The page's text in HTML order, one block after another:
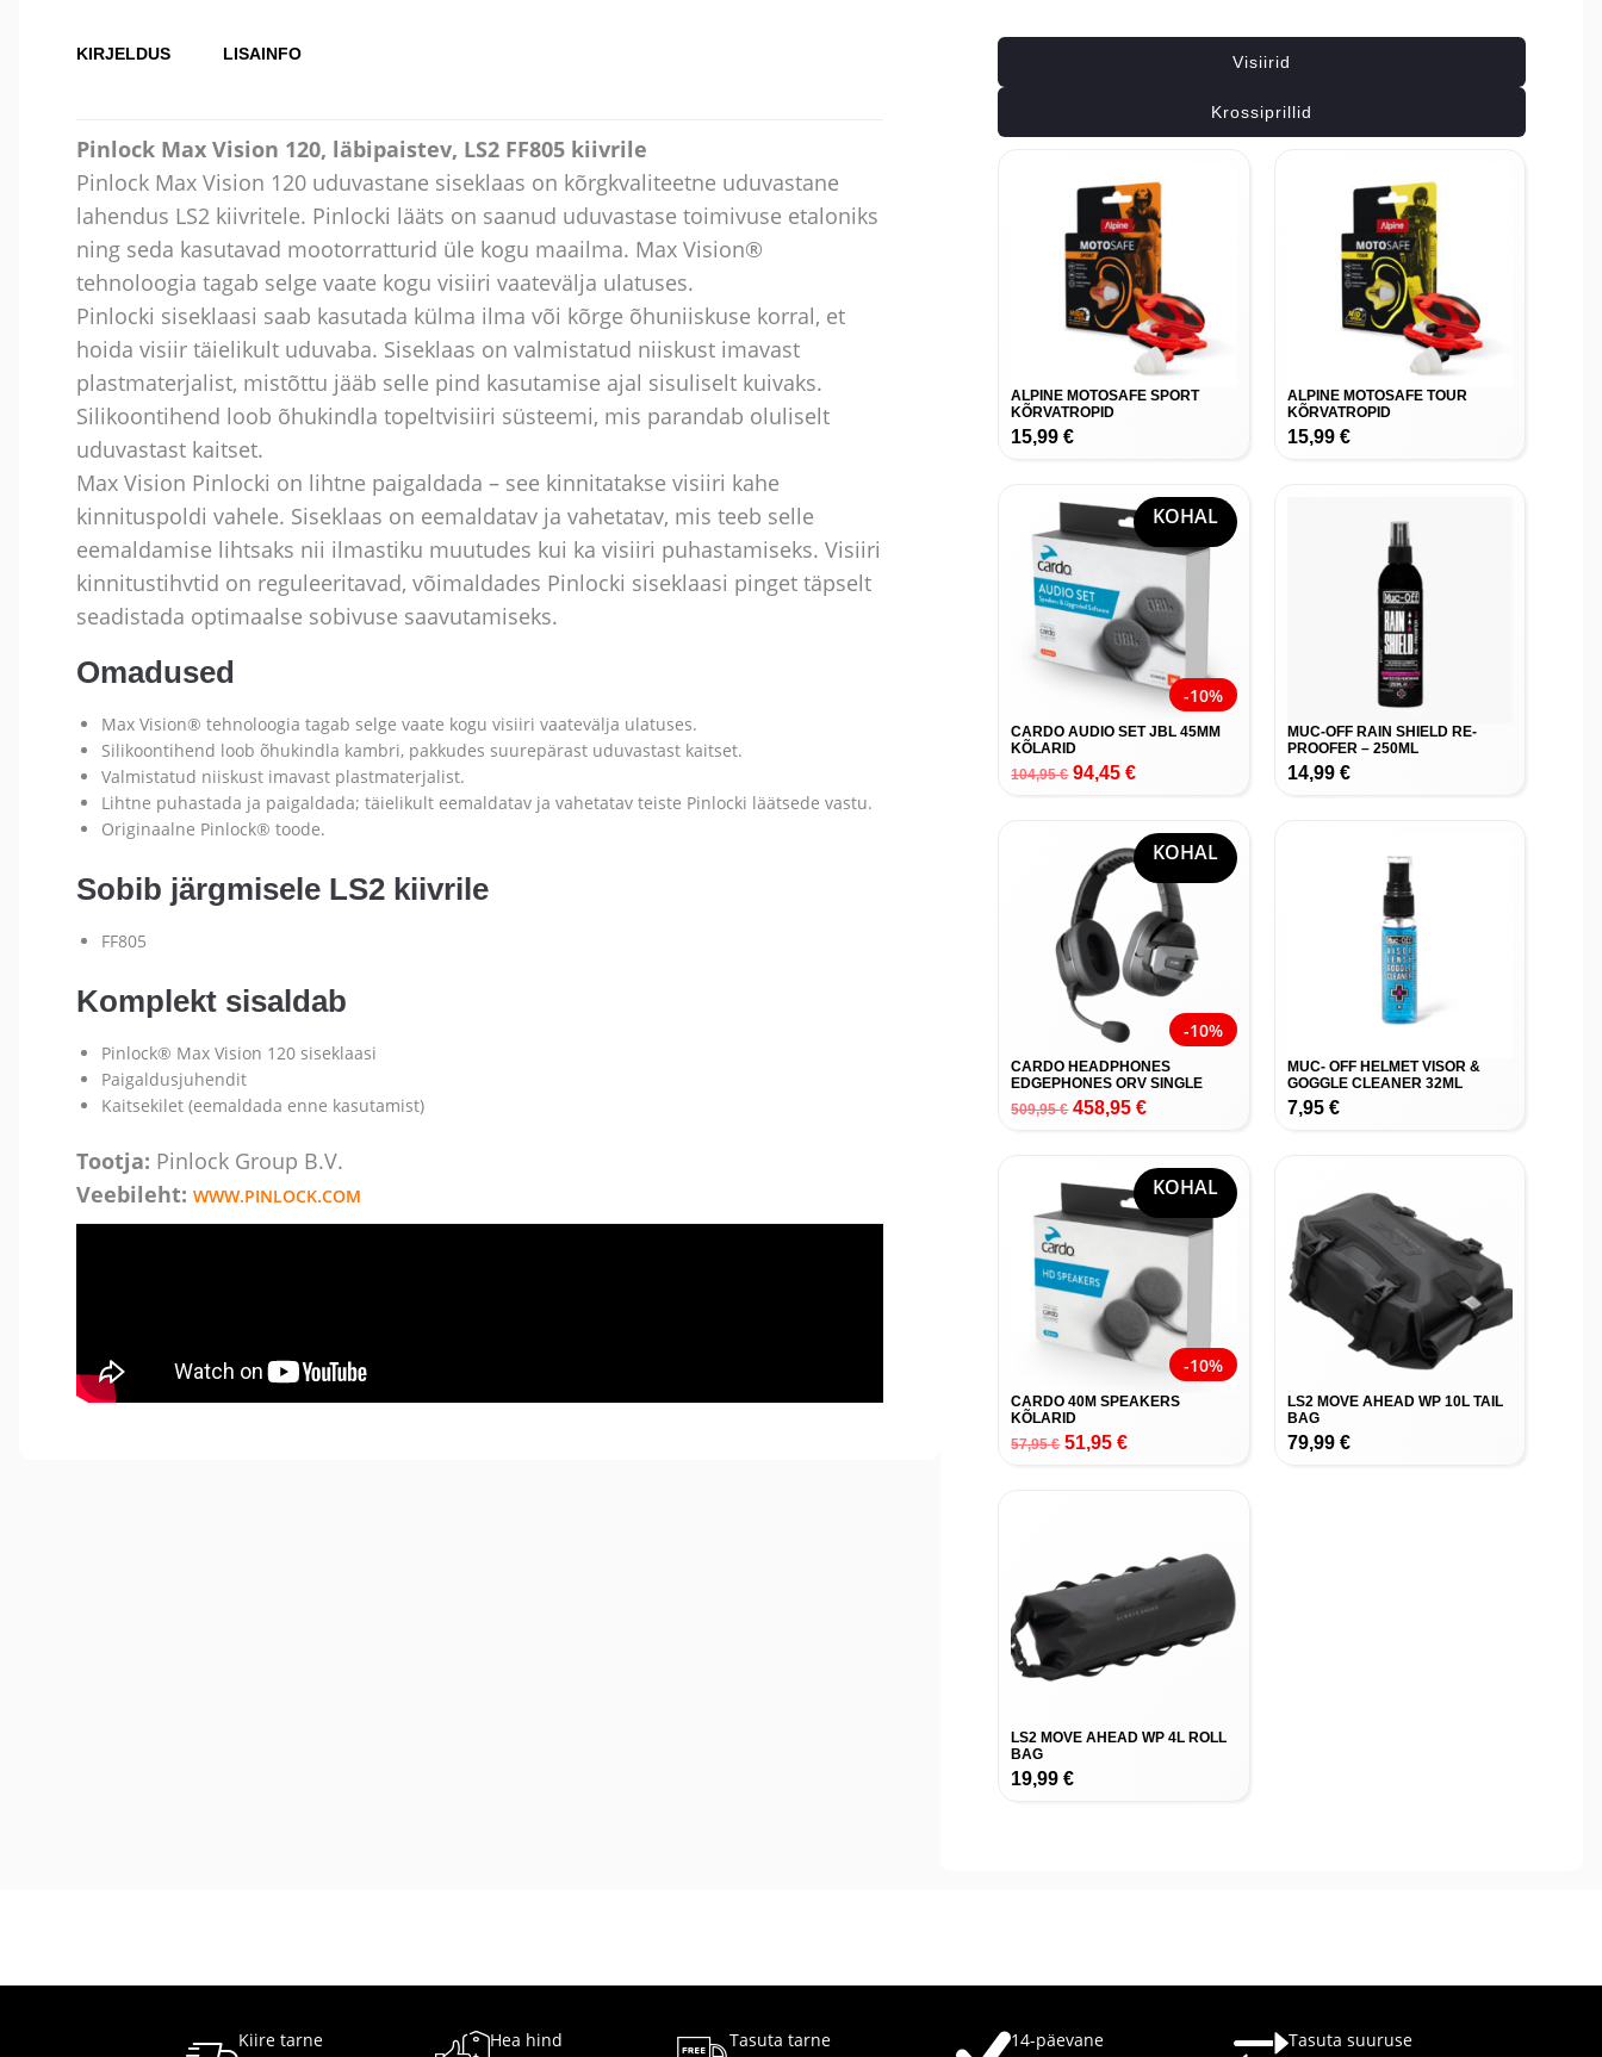
KIRJELDUS LISAINFO
Pinlock Max Vision 120, läbipaistev, LS2 FF805 kiivrile
Pinlock Max Vision 120 uduvastane siseklaas on kõrgkvaliteetne uduvastane
lahendus LS2 kiivritele. Pinlocki lääts on saanud uduvastase toimivuse etaloniks
ning seda kasutavad mootorratturid üle kogu maailma. Max Vision®
tehnoloogia tagab selge vaate kogu visiiri vaatevälja ulatuses.
Pinlocki siseklaasi saab kasutada külma ilma või kõrge õhuniiskuse korral, et
hoida visiir täielikult uduvaba. Siseklaas on valmistatud niiskust imavast
plastmaterjalist, mistõttu jääb selle pind kasutamise ajal sisuliselt kuivaks.
Silikoontihend loob õhukindla topeltvisiiri süsteemi, mis parandab oluliselt
uduvastast kaitset.
Max Vision Pinlocki on lihtne paigaldada – see kinnitatakse visiiri kahe
kinnituspoldi vahele. Siseklaas on eemaldatav ja vahetatav, mis teeb selle
eemaldamise lihtsaks nii ilmastiku muutudes kui ka visiiri puhastamiseks. Visiiri
kinnitustihvtid on reguleeritavad, võimaldades Pinlocki siseklaasi pinget täpselt
seadistada optimaalse sobivuse saavutamiseks.
Omadused
Max Vision® tehnoloogia tagab selge vaate kogu visiiri vaatevälja ulatuses.
Silikoontihend loob õhukindla kambri, pakkudes suurepärast uduvastast kaitset.
Valmistatud niiskust imavast plastmaterjalist.
Lihtne puhastada ja paigaldada; täielikult eemaldatav ja vahetatav teiste Pinlocki läätsede vastu.
Originaalne Pinlock® toode.
Sobib järgmisele LS2 kiivrile
FF805
Komplekt sisaldab
Pinlock® Max Vision 120 siseklaasi
Paigaldusjuhendit
Kaitsekilet (eemaldada enne kasutamist)
Tootja: Pinlock Group B.V.
Veebileht: WWW.PINLOCK.COM
Visiirid
Krossiprillid
ALPINE MOTOSAFE SPORT
KÕRVATROPID
15,99€
ALPINE MOTOSAFE TOUR
KÕRVATROPID
15,99 €
KOHAL
-10%
CARDO AUDIO SET JBL 45MM
KÕLARID
104,95€ 94,45€
MUC-OFF RAIN SHIELD RE-
PROOFER – 250ML
14,99 €
KOHAL
-10%
CARDO HEADPHONES
EDGEPHONES ORV SINGLE
509,95€ 458,95€
MUC- OFF HELMET VISOR &
GOGGLE CLEANER 32ML
7,95 €
KOHAL
-10%
CARDO 40M SPEAKERS
KÕLARID
57,95€ 51,95€
LS2 MOVE AHEAD WP 10L TAIL
BAG
79,99 €
LS2 MOVE AHEAD WP 4L ROLL
BAG
19,99€
Kiire tarne
Hea hind
Tasuta tarne
14-päevane
Tasuta suuruse